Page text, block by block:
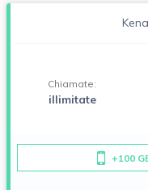
Chiamate:
illimitate
+100